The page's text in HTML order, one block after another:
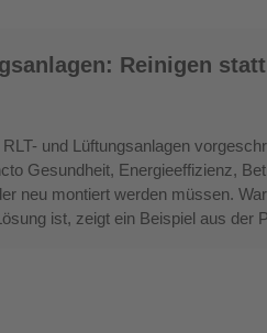
Reinigen statt
und Lüftungsanlagen
Gesundheit, Energieeffizienz,
neu montiert werden müssen.
ist, zeigt ein Beispiel aus der